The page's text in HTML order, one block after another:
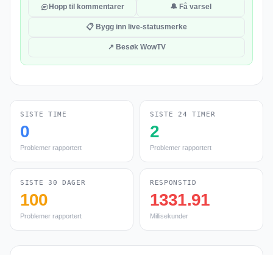
Hopp til kommentarer 🔔 Få varsel
📋 Bygg inn live-statusmerke
↗ Besøk WowTV
SISTE TIME
0
Problemer rapportert
SISTE 24 TIMER
2
Problemer rapportert
SISTE 30 DAGER
100
Problemer rapportert
RESPONSTID
1331.91
Millisekunder